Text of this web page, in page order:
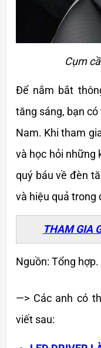
Cụm
Để nắm bắt
tăng sáng, bạn
Nam. Khi tham
và học hỏi những
quý báu về đèn
và hiệu quả trong
THAM GIA
Nguồn: Tổng hợp.
—> Các anh có
viết sau: